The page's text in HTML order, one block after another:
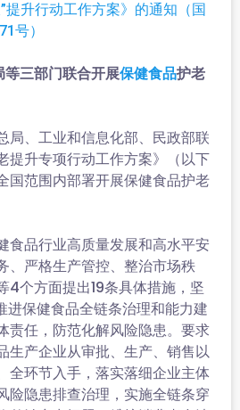
提升行动工作方案》的通知（国
号）
三部门联合开展保健食品护老
、工业和信息化部、民政部联
提升专项行动工作方案》（以下
国范围内部署开展保健食品护老
品行业高质量发展和高水平安
、严格生产管控、整治市场秩
4个方面提出19条具体措施，坚
进保健食品全链条治理和能力建
责任，防范化解风险隐患。要求
生产企业从审批、生产、销售以
全环节入手，落实落细企业主体
险隐患排查治理，实施全链条穿